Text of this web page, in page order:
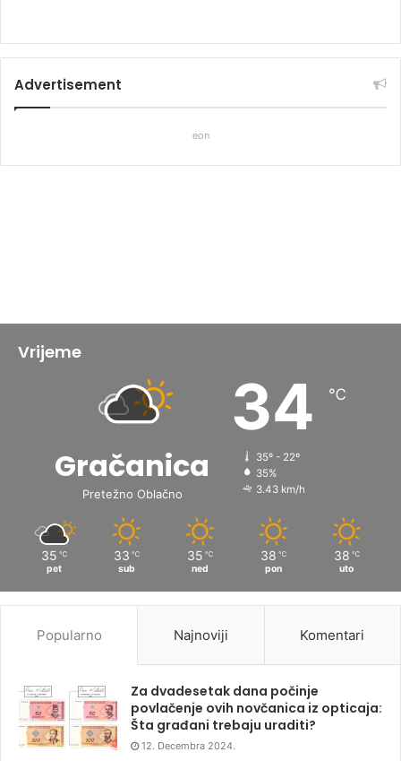
Advertisement
eon
Vrijeme
Gračanica
Pretežno Oblačno
34 ℃
35º - 22º
35%
3.43 km/h
35 ℃
pet
33 ℃
sub
35 ℃
ned
38 ℃
pon
38 ℃
uto
Popularno Najnoviji Komentari
Za dvadesetak dana počinje
povlačenje ovih novčanica iz opticaja:
Šta građani trebaju uraditi?
12. Decembra 2024.